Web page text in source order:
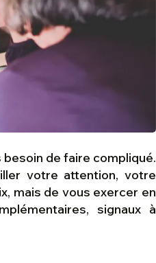
de faire compliqué.
votre attention, votre
mais de vous exercer en
signaux à